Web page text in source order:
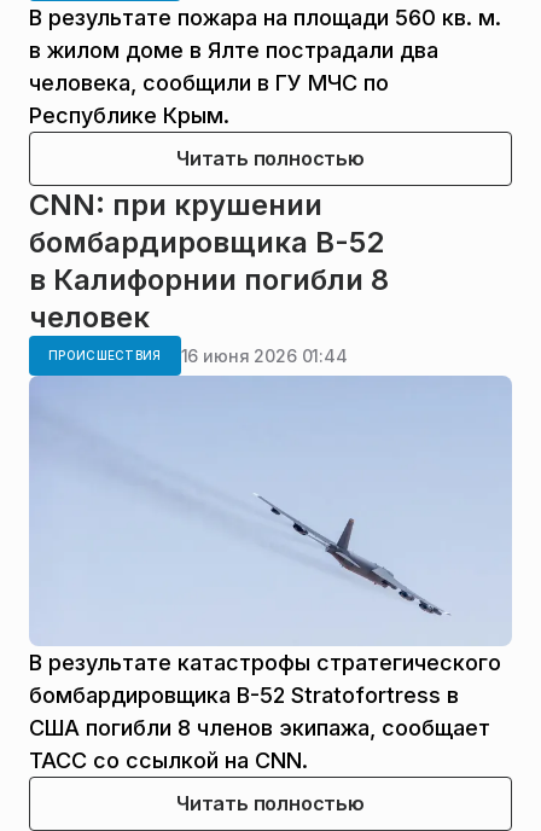
В результате пожара на площади 560 кв. м.
в жилом доме в Ялте пострадали два
человека, сообщили в ГУ МЧС по
Республике Крым.
Читать полностью
CNN: при крушении
бомбардировщика B-52
в Калифорнии погибли 8
человек
ПРОИСШЕСТВИЯ 16 июня 2026 01:44
В результате катастрофы стратегического
бомбардировщика В-52 Stratofortress в
США погибли 8 членов экипажа, сообщает
ТАСС со ссылкой на CNN.
Читать полностью